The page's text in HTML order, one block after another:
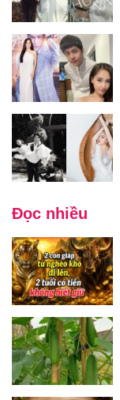
Đọc nhiều